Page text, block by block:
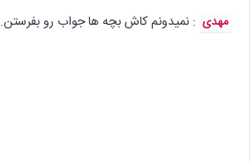
مهدی : نمیدونم کاش بچه ها جواب رو بفرستن.